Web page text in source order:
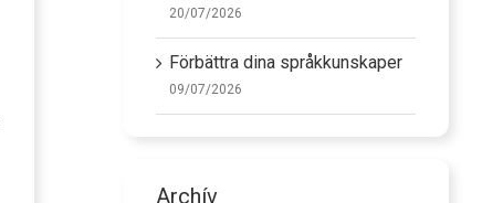
20/07/2026
Förbättra dina språkkunskaper
09/07/2026
Archív